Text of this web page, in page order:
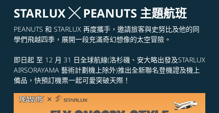
STARLUX ╳ PEANUTS 主題航班
PEANUTS 和 STARLUX 再度攜手，邀請旅客與史努比及他的同
學們飛越四季，展開一段充滿奇幻想像的太空冒險。
即日起 至 12 月 31 日全球航線(洛杉磯、安大略出發及STARLUX
AIRSORAYAMA 藝術計劃機上除外)推出全新聯名登機證及機上
備品，快預訂機票一起可愛突破天際！